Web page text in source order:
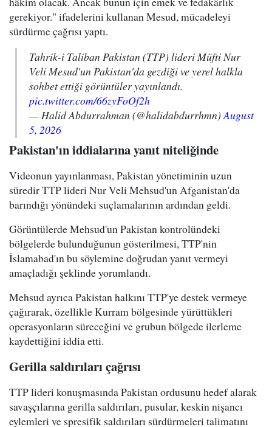
gerekiyor." ifadelerini kullanan Mesud, mücadeleyi
sürdürme çağrısı yaptı.
Tahrik-i Taliban Pakistan (TTP) lideri Müfti Nur
Veli Mesud'un Pakistan'da gezdiği ve yerel halkla
sohbet ettiği görüntüler yayınlandı.
pic.twitter.com/66zyFoOf2h
— Halid Abdurrahman (@halidabdurrhmn)August
5, 2026
Pakistan'ın iddialarına yanıt niteliğinde
Videonun yayınlanması, Pakistan yönetiminin uzun
süredir TTP lideri Nur Veli Mehsud'un Afganistan'da
barındığı yönündeki suçlamalarının ardından geldi.
Görüntülerde Mehsud'un Pakistan kontrolündeki
bölgelerde bulunduğunun gösterilmesi, TTP'nin
İslamabad'ın bu söylemine doğrudan yanıt vermeyi
amaçladığı şeklinde yorumlandı.
Mehsud ayrıca Pakistan halkını TTP'ye destek vermeye
çağırarak, özellikle Kurram bölgesinde yürüttükleri
operasyonların süreceğini ve grubun bölgede ilerleme
kaydettiğini iddia etti.
Gerilla saldırıları çağrısı
TTP lideri konuşmasında Pakistan ordusunu hedef alarak
savaşçılarına gerilla saldırıları, pusular, keskin nişancı
eylemleri ve spresifik saldırıları sürdürmeleri talimatını